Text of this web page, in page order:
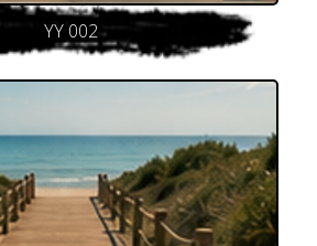
YY 002